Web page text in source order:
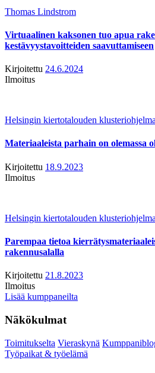
Thomas Lindstrom
Virtuaalinen kaksonen tuo apua
kestävyystavoitteiden saavuttamiseen
Kirjoitettu 24.6.2024
Ilmoitus
Helsingin kiertotalouden klusteriohjelma
Materiaaleista parhain on olemassa
Kirjoitettu 18.9.2023
Ilmoitus
Helsingin kiertotalouden klusteriohjelma
Parempaa tietoa
rakennusalalla
Kirjoitettu 21.8.2023
Ilmoitus
Lisää kumppaneilta
Näkökulmat
Toimitukselta Vieraskynä
Työpaikat & työelämä